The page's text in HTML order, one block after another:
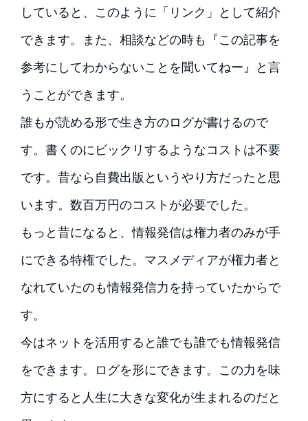
していると、このように「リンク」として紹介
できます。また、相談などの時も『この記事を
参考にしてわからないことを聞いてねー』と言
うことができます。
誰もが読める形で生き方のログが書けるので
す。書くのにビックリするようなコストは不要
です。昔なら自費出版というやり方だったと思
います。数百万円のコストが必要でした。
もっと昔になると、情報発信は権力者のみが手
にできる特権でした。マスメディアが権力者と
なれていたのも情報発信力を持っていたからで
す。
今はネットを活用すると誰でも誰でも情報発信
をできます。ログを形にできます。この力を味
方にすると人生に大きな変化が生まれるのだと